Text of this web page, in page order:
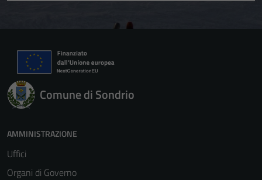
Comune di Sondrio
AMMINISTRAZIONE
Uffici
Organi di Governo